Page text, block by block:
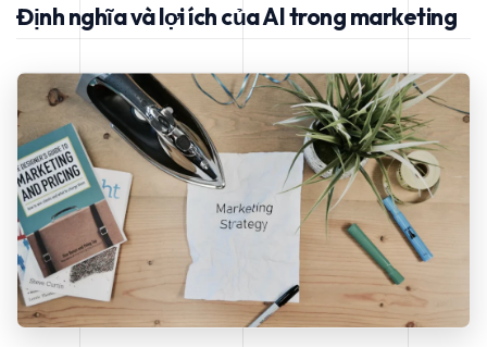
Định nghĩa và lợi ích của AI trong marketing